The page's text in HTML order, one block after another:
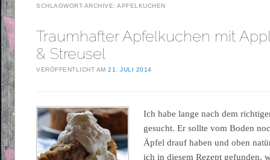
SCHLAGWORT-ARCHIVE:APFELKUCHEN
Traumhafter Apfelkuchen mit
& Streusel
VERÖFFENTLICHT AM21. JULI 2014
Ich habe lange nach dem
gesucht. Er sollte vom Boden
Äpfel drauf haben und oben
ich in diesem Rezept gefunden,